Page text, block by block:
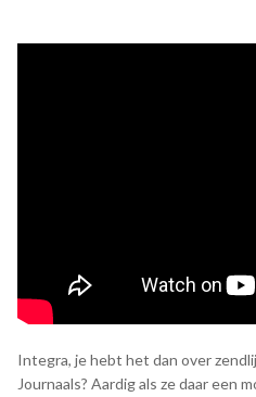
Integra, je hebt het dan over
Journaals? Aardig als ze daar een